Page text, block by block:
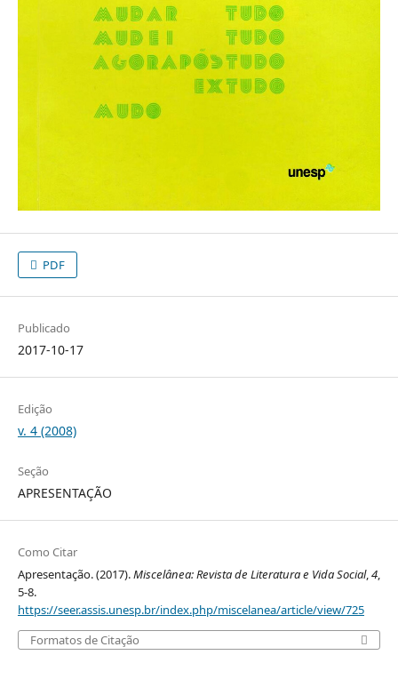
PDF
Publicado
2017-10-17
Edição
v. 4 (2008)
Seção
APRESENTAÇÃO
Como Citar
Apresentação. (2017).Miscelânea: Revista de Literatura e Vida Social,4,
5-8.
https://seer.assis.unesp.br/index.php/miscelanea/article/view/725
Formatos de Citação